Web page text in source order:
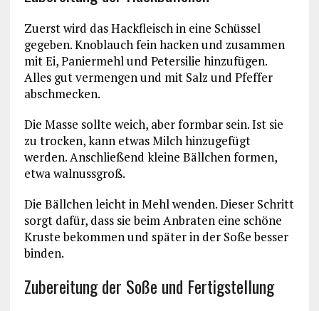
Zuerst wird das Hackfleisch in eine Schüssel
gegeben. Knoblauch fein hacken und zusammen
mit Ei, Paniermehl und Petersilie hinzufügen.
Alles gut vermengen und mit Salz und Pfeffer
abschmecken.
Die Masse sollte weich, aber formbar sein. Ist sie
zu trocken, kann etwas Milch hinzugefügt
werden. Anschließend kleine Bällchen formen,
etwa walnussgroß.
Die Bällchen leicht in Mehl wenden. Dieser Schritt
sorgt dafür, dass sie beim Anbraten eine schöne
Kruste bekommen und später in der Soße besser
binden.
Zubereitung der Soße und Fertigstellung